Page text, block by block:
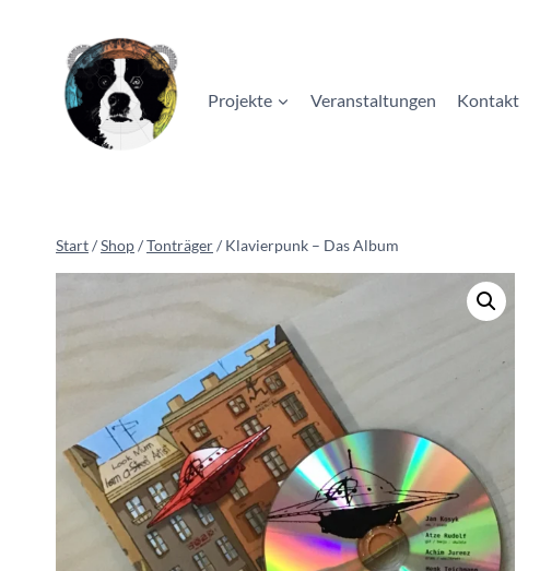
Projekte
Veranstaltungen Kontakt
Start/Shop/Tonträger/ Klavierpunk – Das Album